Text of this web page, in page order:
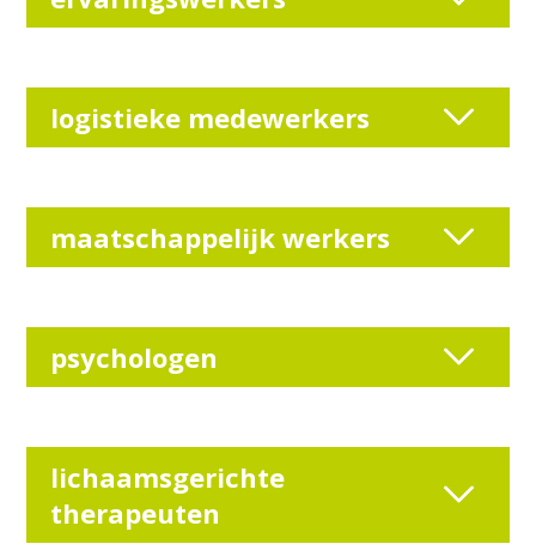
logistieke medewerkers
maatschappelijk werkers
psychologen
lichaamsgerichte
therapeuten